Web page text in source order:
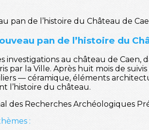
pan de l’histoire du
investigations au château de Caen,
par la Ville. Après huit mois de
— céramique, éléments
l’histoire du château.
des Recherches Archéologiques
: